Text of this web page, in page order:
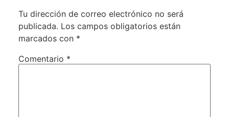
Tu dirección de correo electrónico no será
publicada. Los campos obligatorios están
marcados con *
Comentario *